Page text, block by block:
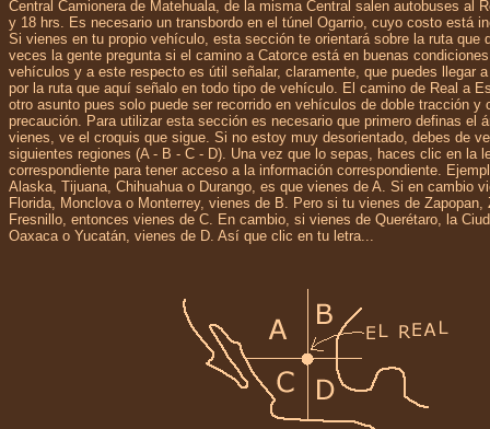
Central Camionera de Matehuala, de la misma Central salen autobuses al
y 18 hrs. Es necesario un transbordo en el túnel Ogarrio, cuyo costo está
Si vienes en tu propio vehículo, esta sección te orientará sobre la ruta que
veces la gente pregunta si el camino a Catorce está en buenas
vehículos y a este respecto es útil señalar, claramente, que puedes llegar
por la ruta que aquí señalo en todo tipo de vehículo. El camino de Real a
otro asunto pues solo puede ser recorrido en vehículos de doble tracción y
precaución. Para utilizar esta sección es necesario que primero definas el
vienes, ve el croquis que sigue. Si no estoy muy desorientado, debes de
siguientes regiones (A - B - C - D). Una vez que lo sepas, haces clic en la
correspondiente para tener acceso a la información correspondiente.
Alaska, Tijuana, Chihuahua o Durango, es que vienes de A. Si en cambio
Florida, Monclova o Monterrey, vienes de B. Pero si tu vienes de Zapopan,
Fresnillo, entonces vienes de C. En cambio, si vienes de Querétaro, la
Oaxaca o Yucatán, vienes de D. Así que clic en tu letra...